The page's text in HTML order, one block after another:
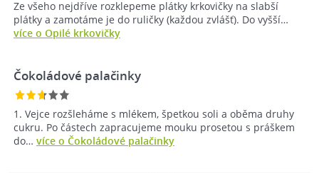
Ze všeho nejdříve rozklepeme plátky krkovičky na slabší
plátky a zamotáme je do ruličky (každou zvlášť). Do vyšší…
více o Opilé krkovičky
Čokoládové palačinky
1. Vejce rozšleháme s mlékem, špetkou soli a oběma druhy
cukru. Po částech zapracujeme mouku prosetou s práškem
do… více o Čokoládové palačinky